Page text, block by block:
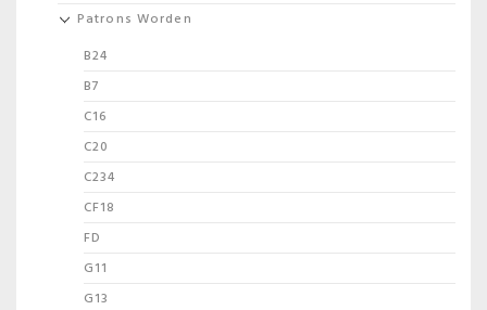
Patrons Worden
B24
B7
C16
C20
C234
CF18
FD
G11
G13